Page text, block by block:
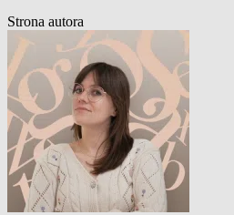
Strona autora